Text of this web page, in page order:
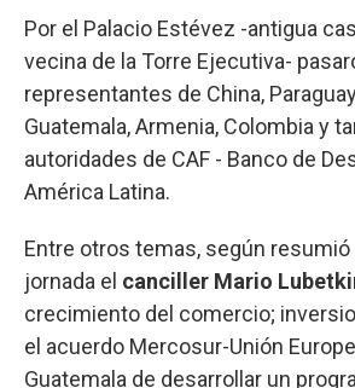
Por el Palacio Estévez -antigua
vecina de la Torre Ejecutiva-
representantes de China,
Guatemala, Armenia, Colombia y
autoridades de CAF - Banco de
América Latina.
Entre otros temas, según resumió
jornada el canciller Mario
crecimiento del comercio;
el acuerdo Mercosur-Unión
Guatemala de desarrollar un